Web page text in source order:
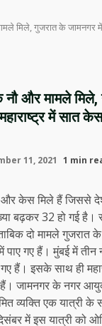
मिले, गुजरात के जामनगर में
और मामले
में सात
11, 2021 1 min
केस मिले हैं जिससे
बढ़कर 32 हो गई है।
दो मामले गुजरात
पाए गए हैं। मुंबई में तीन
हैं। इसके साथ ही
जामनगर के नगर
व्‍यक्ति एक यात्री
में इस यात्री को